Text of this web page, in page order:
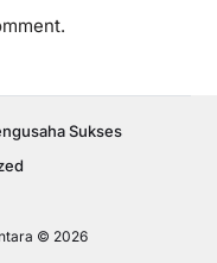
© 2026
Sukses